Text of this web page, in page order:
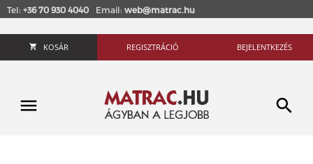
Tel: +36 70 930 4040 Email: web@matrac.hu
KOSÁR REGISZTRÁCIÓ BEJELENTKEZÉS